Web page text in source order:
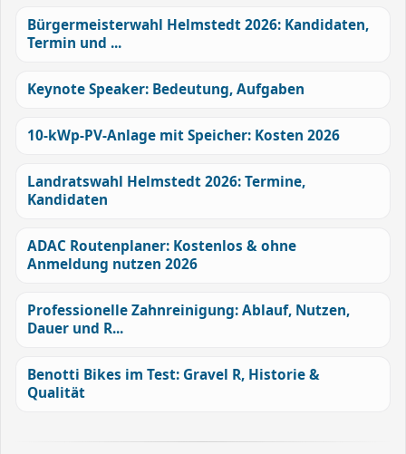
Bürgermeisterwahl Helmstedt 2026: Kandidaten,
Termin und ...
Keynote Speaker: Bedeutung, Aufgaben
10-kWp-PV-Anlage mit Speicher: Kosten 2026
Landratswahl Helmstedt 2026: Termine,
Kandidaten
ADAC Routenplaner: Kostenlos & ohne
Anmeldung nutzen 2026
Professionelle Zahnreinigung: Ablauf, Nutzen,
Dauer und R...
Benotti Bikes im Test: Gravel R, Historie &
Qualität